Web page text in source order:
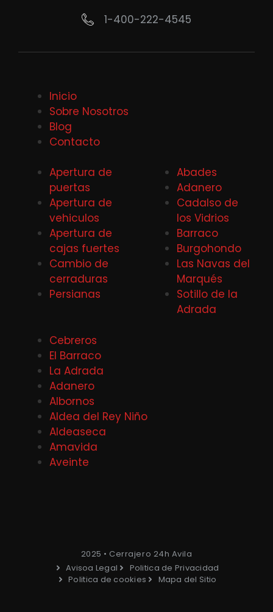
1-400-222-4545
Inicio
Sobre Nosotros
Blog
Contacto
Apertura de
puertas
Apertura de
vehiculos
Apertura de
cajas fuertes
Cambio de
cerraduras
Persianas
Abades
Adanero
Cadalso de
los Vidrios
Barraco
Burgohondo
Las Navas del
Marqués
Sotillo de la
Adrada
Cebreros
El Barraco
La Adrada
Adanero
Albornos
Aldea del Rey Niño
Aldeaseca
Amavida
Aveinte
2025 • Cerrajero 24h Avila
Avisoa Legal
Politica de Privacidad
Politica de cookies
Mapa del Sitio